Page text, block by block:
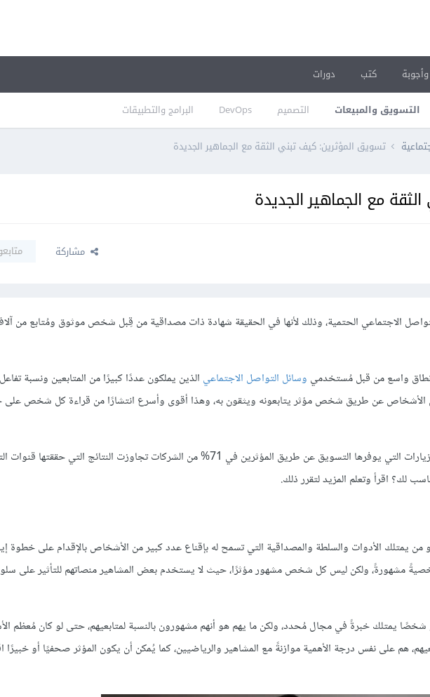
التسويق والمبيعات التصميم DevOps البرامج والتطبيقات
كتب دورات
تسويق المؤثرين: كيف تبني الثقة مع الجماهير الجديدة
مع الجماهير الجديدة
مشاركة
الاجتماعي الحتمية، وذلك لأنها في الحقيقة شهادة ذات مصداقية من قِبل شخص موثوق ومُتابع من
واسع من قبل مُستخدمي وسائل التواصل الاجتماعي الذين يملكون عددًا كبيرًا من المتابعين ونسبة
عن طريق شخص مؤثر يتابعونه ويثقون به، وهذا أقوى وأسرع انتشارًا من قراءة كل شخص على
أن نوعية العملاء والزيارات التي يوفرها التسويق عن طريق المؤثرين في 71% من الشركات تجاوزت النتائج التي
لك؟ اقرأ وتعلم المزيد لتقرر ذلك.
من يمتلك الأدوات والسلطة والمصداقية التي تسمح له بإقناع عدد كبير من الأشخاص بالإقدام على خطوة
مشهورةً، ولكن ليس كل شخص مشهور مؤثرًا، حيث لا يستخدم بعض المشاهير منصاتهم للتأثير على سلوك
شخصًا يمتلك خبرةً في مجال مُحدد، ولكن ما يهم هو أنهم مشهورون بالنسبة لمتابعيهم، حتى لو كان مُعظم
هم على نفس درجة الأهمية موازنةً مع المشاهير والرياضيين، كما يُمكن أن يكون المؤثر صحفيًا أو خبيرًا